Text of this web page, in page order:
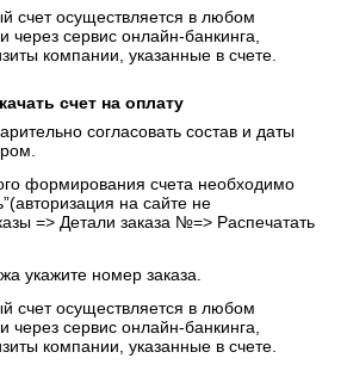
счет осуществляется в любом
через сервис онлайн-банкинга,
компании, указанные в счете.
счет на оплату
согласовать состав и даты
формирования счета необходимо
на сайте не
=> Детали заказа №=> Распечатать
укажите номер заказа.
счет осуществляется в любом
через сервис онлайн-банкинга,
компании, указанные в счете.